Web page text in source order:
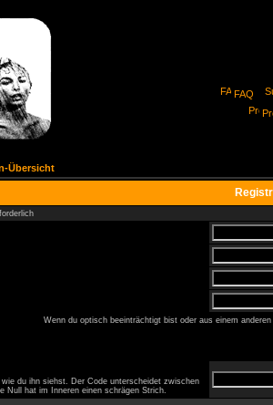
FAQ
Übersicht
Wenn du optisch beeinträchtigt bist oder aus einem
du ihn siehst. Der Code unterscheidet zwischen
Null hat im Inneren einen schrägen Strich.